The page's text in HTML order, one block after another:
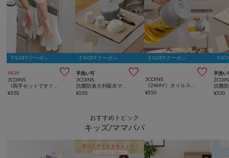
5％OFFクーポン
NEW 
3COINS
¥330
5％OFFクーポン
手洗い可 
3COINS
¥550
5％OFFクーポン

3COINS
¥550
5％
手洗い
¥330
おすすめトピック
キッズ/ママパパ